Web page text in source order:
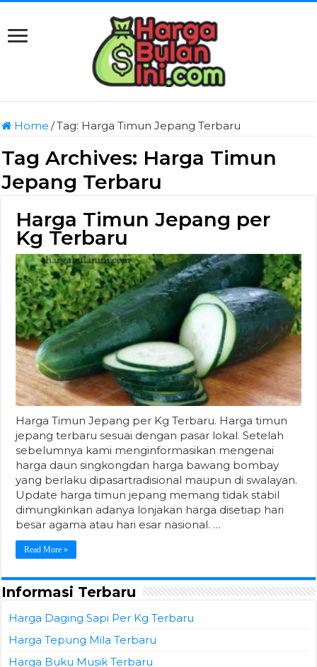
Home /Tag: Harga Timun Jepang Terbaru
Tag Archives: Harga Timun
Jepang Terbaru
Harga Timun Jepang per
Kg Terbaru
Harga Timun Jepang per Kg Terbaru. Harga timun
jepang terbaru sesuai dengan pasar lokal. Setelah
sebelumnya kami menginformasikan mengenai
harga daun singkongdan harga bawang bombay
yang berlaku dipasartradisional maupun di swalayan.
Update harga timun jepang memang tidak stabil
dimungkinkan adanya lonjakan harga disetiap hari
besar agama atau hari esar nasional. …
Read More »
Informasi Terbaru
Harga Daging Sapi Per Kg Terbaru
Harga Tepung Mila Terbaru
Harga Buku Musik Terbaru